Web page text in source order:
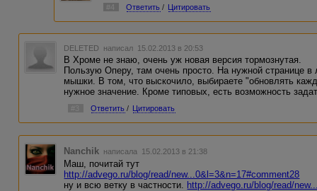
#4 Ответить / Цитировать
DELETED написал 15.02.2013 в 20:53
В Хроме не знаю, очень уж новая версия тормознутая.
Пользую Оперу, там очень просто. На нужной странице
мышки. В том, что выскочило, выбираете "обновлять
нужное значение. Кроме типовых, есть возможность
Ответить / Цитировать
Nanchik написала 15.02.2013 в 21:38
Маш, почитай тут
http://advego.ru/blog/read/new...0&l=3&n=17#comment28
ну и всю ветку в частности. http://advego.ru/blog/read/